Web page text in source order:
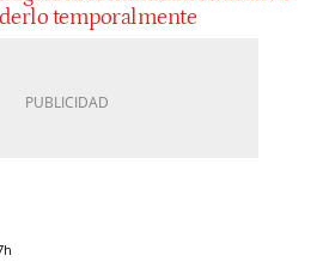
temporalmente